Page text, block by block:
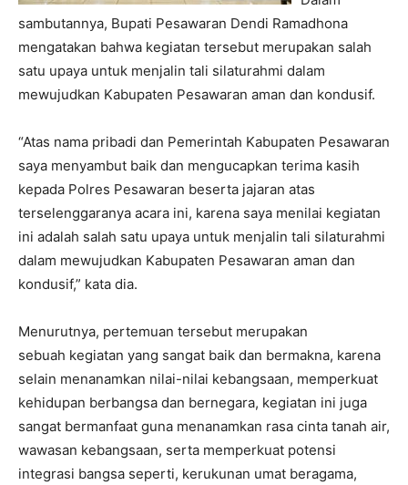
sambutannya, Bupati Pesawaran Dendi Ramadhona
mengatakan bahwa kegiatan tersebut merupakan salah
satu upaya untuk menjalin tali silaturahmi dalam
mewujudkan Kabupaten Pesawaran aman dan kondusif.
“Atas nama pribadi dan Pemerintah Kabupaten Pesawaran
saya menyambut baik dan mengucapkan terima kasih
kepada Polres Pesawaran beserta jajaran atas
terselenggaranya acara ini, karena saya menilai kegiatan
ini adalah salah satu upaya untuk menjalin tali silaturahmi
dalam mewujudkan Kabupaten Pesawaran aman dan
kondusif,” kata dia.
Menurutnya, pertemuan tersebut merupakan
sebuah kegiatan yang sangat baik dan bermakna, karena
selain menanamkan nilai-nilai kebangsaan, memperkuat
kehidupan berbangsa dan bernegara, kegiatan ini juga
sangat bermanfaat guna menanamkan rasa cinta tanah air,
wawasan kebangsaan, serta memperkuat potensi
integrasi bangsa seperti, kerukunan umat beragama,